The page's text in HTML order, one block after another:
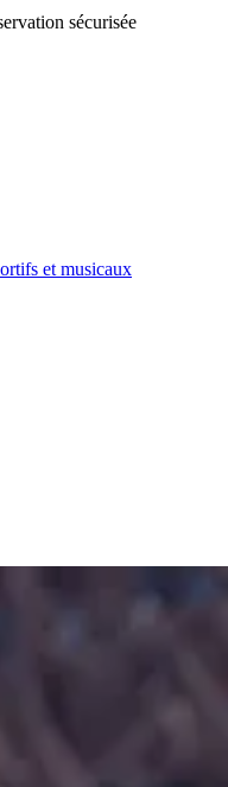
sécurisée
et musicaux